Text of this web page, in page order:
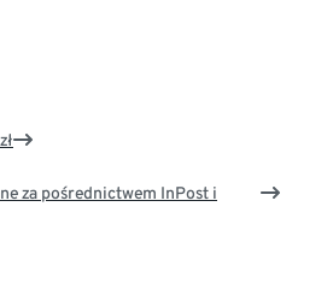
za pośrednictwem InPost i